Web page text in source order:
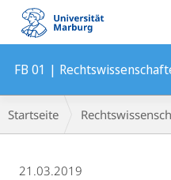
Mobile-
Navigation
FB 01 |
Breadcrumb-
Navigation
Startseite
21.03.2019